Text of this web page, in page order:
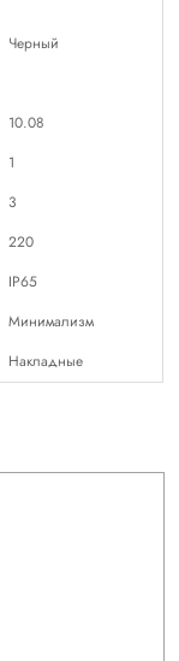
Черный
10.08
1
3
220
IP65
Минимализм
Накладные